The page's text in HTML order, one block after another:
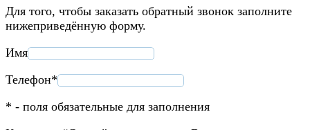
Для того, чтобы заказать обратный звонок заполните
нижеприведённую форму.
Имя
Телефон*
* - поля обязательные для заполнения